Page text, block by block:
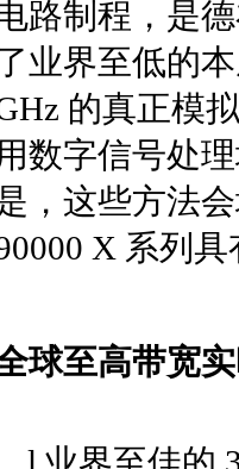
路制程，是
业界至低的
的真正模
数字信号处
，这些方法
X 系列
球至高带宽